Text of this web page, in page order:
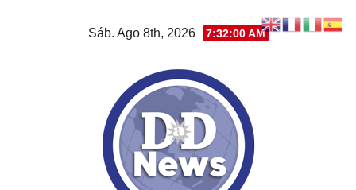
Sáb. Ago 8th, 2026 7:32:00 AM